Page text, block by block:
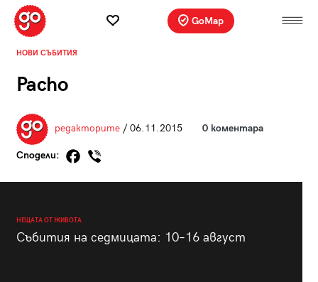
GoMap
НОВИ СЪБИТИЯ
Pacho
редакторите/ 06.11.2015 0 коментара
Сподели:
НЕЩАТА ОТ ЖИВОТА
Събития на седмицата: 10–16 август